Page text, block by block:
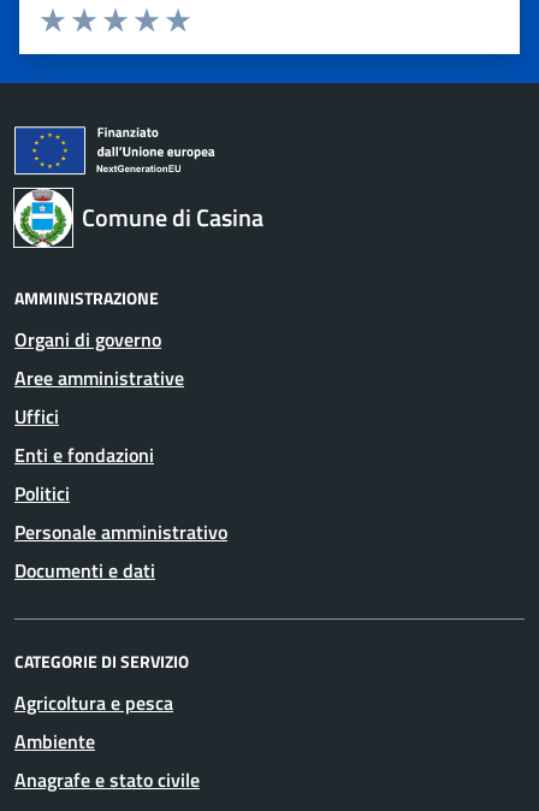
Valuta 5 stelle su 5
Valuta 4 stelle su 5
Valuta 3 stelle su 5
Valuta 2 stelle su 5
Valuta 1 stelle su 5
Comune di Casina
AMMINISTRAZIONE
Organi di governo
Aree amministrative
Uffici
Enti e fondazioni
Politici
Personale amministrativo
Documenti e dati
CATEGORIE DI SERVIZIO
Agricoltura e pesca
Ambiente
Anagrafe e stato civile